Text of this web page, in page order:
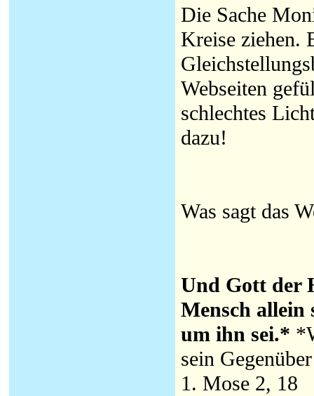
Die Sache
Kreise ziehen.
Webseiten
schlechtes
dazu!
Was sagt das
Und Gott der
Mensch allein
um ihn sei.*
sein
1. Mose 2, 18